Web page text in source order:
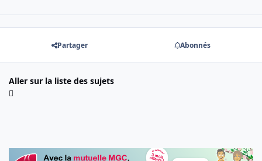
Partager Abonnés
Aller sur la liste des sujets